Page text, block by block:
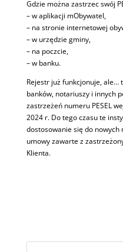
Gdzie można zastrzec swój
– w aplikacji mObywatel,
– na stronie internetowej
– w urzędzie gminy,
– na poczcie,
– w banku.
Rejestr już funkcjonuje, ale…
banków, notariuszy i innych
zastrzeżeń numeru PESEL
2024 r. Do tego czasu te
dostosowanie się do
umowy zawarte z
Klienta.